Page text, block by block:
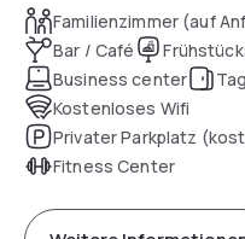
Familienzimmer (auf
Bar / Café
Business center
Kostenloses Wifi
Privater Parkplatz
Fitness Center